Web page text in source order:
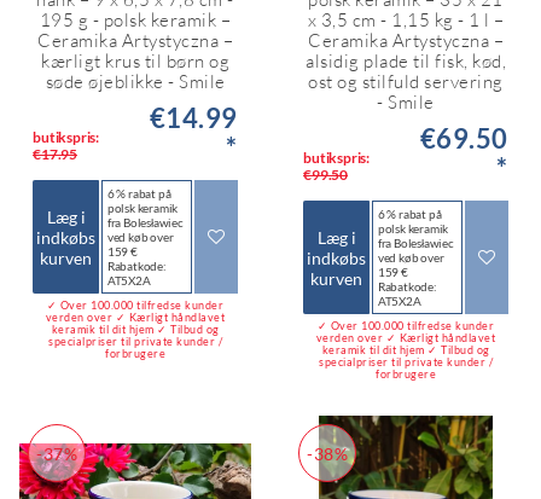
195 g - polsk keramik –
Ceramika Artystyczna –
kærligt krus til børn og
søde øjeblikke - Smile
butikspris:
€17.95
€14.99
*
Læg i
indkøbs
kurven
6 % rabat på
polsk keramik
fra Bolesławiec
ved køb over
159 €
Rabatkode:
AT5X2A
✓ Over 100.000 tilfredse kunder
verden over ✓ Kærligt håndlavet
keramik til dit hjem ✓ Tilbud og
specialpriser til private kunder /
forbrugere
x 3,5 cm - 1,15 kg - 1 l –
Ceramika Artystyczna –
alsidig plade til fisk, kød,
ost og stilfuld servering
- Smile
butikspris:
€99.50
€69.50
*
Læg i
indkøbs
kurven
6 % rabat på
polsk keramik
fra Bolesławiec
ved køb over
159 €
Rabatkode:
AT5X2A
✓ Over 100.000 tilfredse kunder
verden over ✓ Kærligt håndlavet
keramik til dit hjem ✓ Tilbud og
specialpriser til private kunder /
forbrugere
-37% -38%